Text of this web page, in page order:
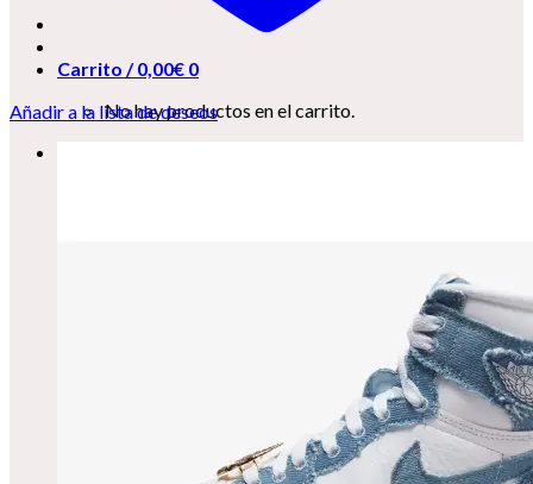
Carrito /0,00€ 0
No hay productos en el carrito.
Añadir a la lista de deseos